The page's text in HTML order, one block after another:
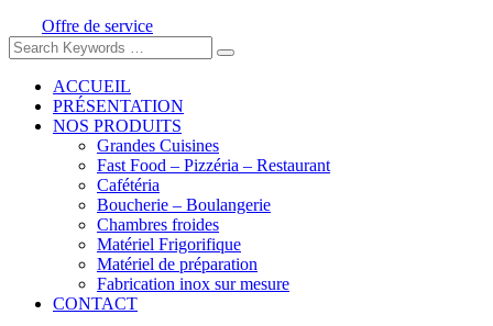
Offre de service
ACCUEIL
PRÉSENTATION
NOS PRODUITS
Grandes Cuisines
Fast Food – Pizzéria – Restaurant
Cafétéria
Boucherie – Boulangerie
Chambres froides
Matériel Frigorifique
Matériel de préparation
Fabrication inox sur mesure
CONTACT